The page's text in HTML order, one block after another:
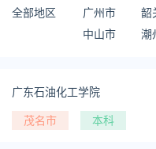
全部地区 广州市 韶
中山市
潮
广东石油化工学院
茂名市 本科